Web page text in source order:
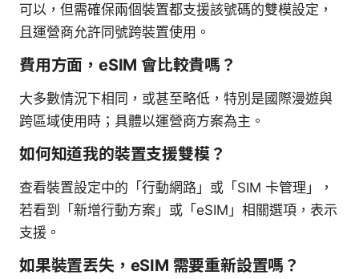
可以，但需確保兩個裝置都支援該號碼的雙模設定，
且運營商允許同號跨裝置使用。
費用方面，eSIM 會比較貴嗎？
大多數情況下相同，或甚至略低，特別是國際漫遊與
跨區域使用時；具體以運營商方案為主。
如何知道我的裝置支援雙模？
查看裝置設定中的「行動網路」或「SIM 卡管理」，
若看到「新增行動方案」或「eSIM」相關選項，表示
支援。
如果裝置丟失，eSIM 需要重新設置嗎？